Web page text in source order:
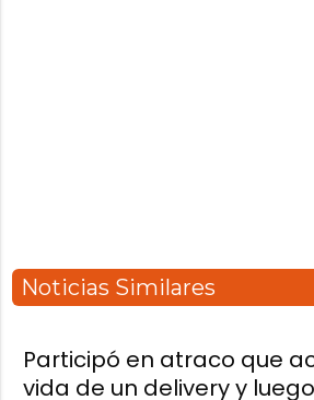
Noticias Similares
Participó en atraco que
vida de un delivery y